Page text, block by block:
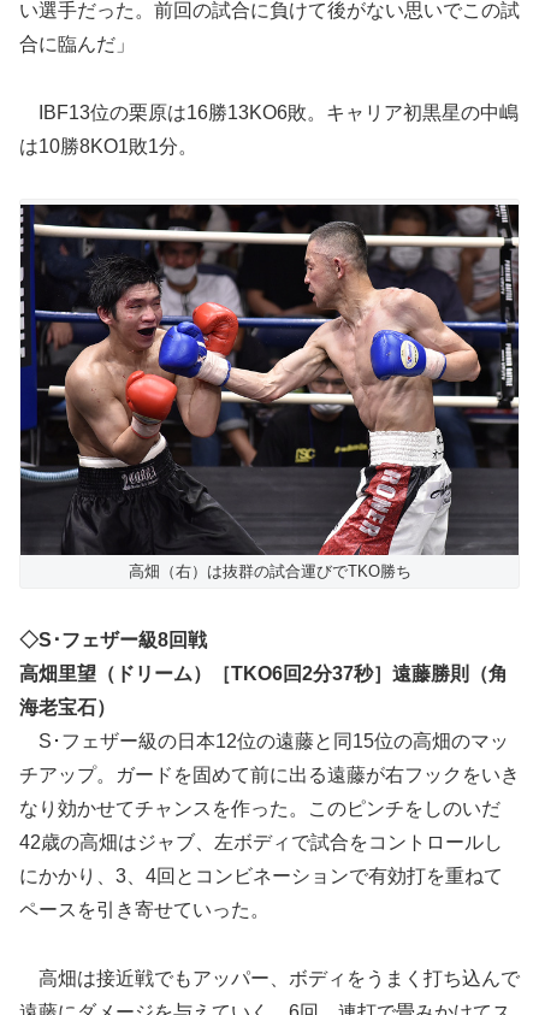
い選手だった。前回の試合に負けて後がない思いでこの試
合に臨んだ」
IBF13位の栗原は16勝13KO6敗。キャリア初黒星の中嶋
は10勝8KO1敗1分。
高畑（右）は抜群の試合運びでTKO勝ち
◇S･フェザー級8回戦
高畑里望（ドリーム）［TKO6回2分37秒］遠藤勝則（角
海老宝石）
S･フェザー級の日本12位の遠藤と同15位の高畑のマッ
チアップ。ガードを固めて前に出る遠藤が右フックをいき
なり効かせてチャンスを作った。このピンチをしのいだ
42歳の高畑はジャブ、左ボディで試合をコントロールし
にかかり、3、4回とコンビネーションで有効打を重ねて
ペースを引き寄せていった。
高畑は接近戦でもアッパー、ボディをうまく打ち込んで